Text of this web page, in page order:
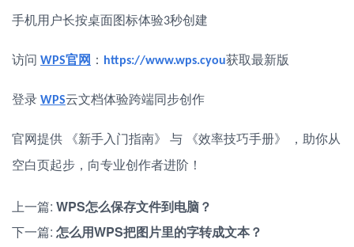
手机用户长按桌面图标体验3秒创建
访问 WPS官网 ： https://www.wps.cyou获取最新版
登录 WPS云文档体验跨端同步创作
官网提供 《新手入门指南》 与 《效率技巧手册》
，助你从
空白页起步，向专业创作者进阶！
上一篇: WPS怎么保存文件到电脑？
下一篇: 怎么用WPS把图片里的字转成文本？